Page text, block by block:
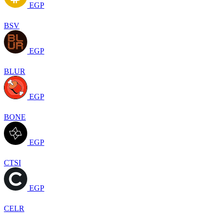
EGP
BSV
EGP
BLUR
EGP
BONE
EGP
CTSI
EGP
CELR